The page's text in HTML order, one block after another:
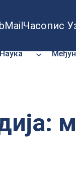
Часопис
Наука